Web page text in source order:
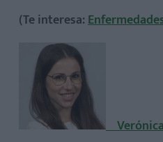
(Te interesa:
Verónica